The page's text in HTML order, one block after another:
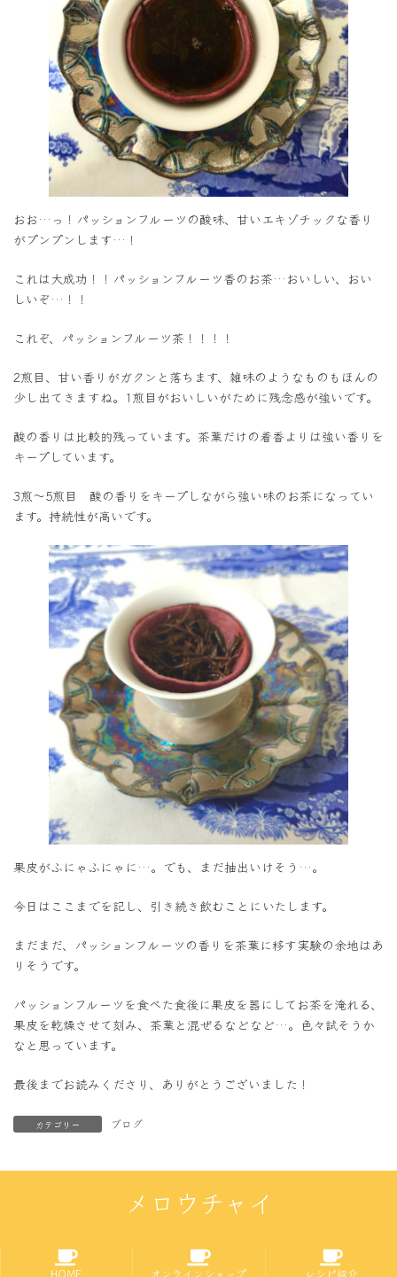
おお…っ！パッションフルーツの酸味、甘いエキゾチックな香り
がプンプンします…！
これは大成功！！パッションフルーツ香のお茶…おいしい、おい
しいぞ…！！
これぞ、パッションフルーツ茶！！！！
2煎目、甘い香りがガクンと落ちます、雑味のようなものもほんの
少し出てきますね。1煎目がおいしいがために残念感が強いです。
酸の香りは比較的残っています。茶葉だけの着香よりは強い香りを
キープしています。
3煎〜5煎目 酸の香りをキープしながら強い味のお茶になってい
ます。持続性が高いです。
果皮がふにゃふにゃに…。でも、まだ抽出いけそう…。
今日はここまでを記し、引き続き飲むことにいたします。
まだまだ、パッションフルーツの香りを茶葉に移す実験の余地はあ
りそうです。
パッションフルーツを食べた食後に果皮を器にしてお茶を淹れる、
果皮を乾燥させて刻み、茶葉と混ぜるなどなど…。色々試そうか
なと思っています。
最後までお読みくださり、ありがとうございました！
カテゴリー ブログ
メロウチャイ
HOME オンラインショップ レシピ紹介